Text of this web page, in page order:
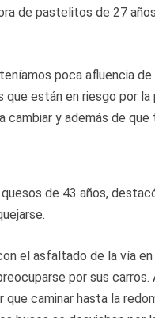
de pastelitos de 27
poca afluencia
que están en riesgo por
cambiar y además de
de 43 años,
el asfaltado de la vía
por sus
caminar hasta la